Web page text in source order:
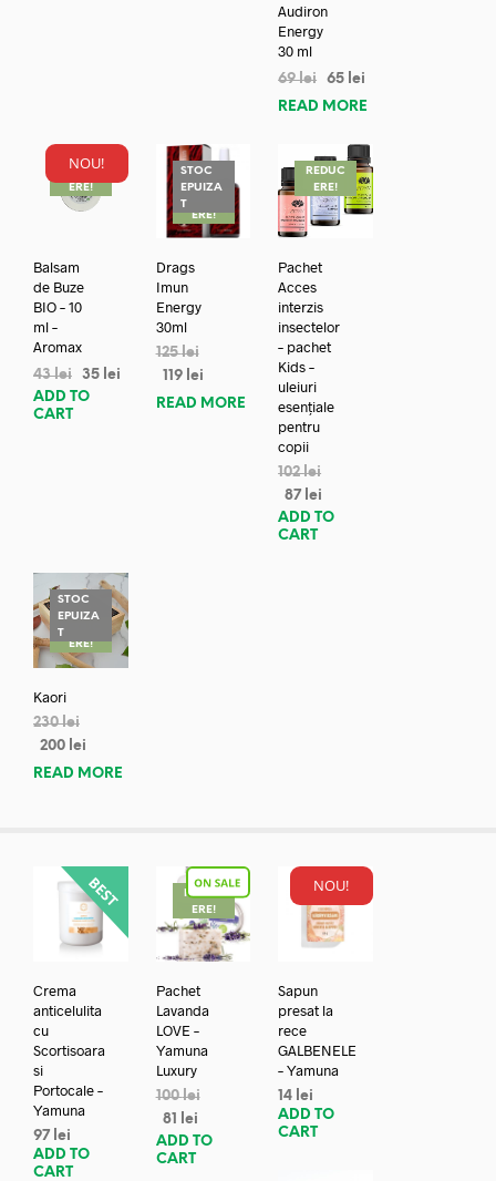
Audiron
Energy
30 ml
69lei 65 lei
READ MORE
NOU!
REDUC
ERE!
Balsam
de Buze
BIO – 10
ml –
Aromax
43lei 35 lei
ADD TO
CART
STOC
EPUIZA
TREDUC
ERE!
Drags
Imun
Energy
30ml
125lei
119 lei
READ MORE
REDUC
ERE!
Pachet
Acces
interzis
insectelor
– pachet
Kids –
uleiuri
esențiale
pentru
copii
102lei
87 lei
ADD TO
CART
STOC
EPUIZA
TREDUC
ERE!
Kaori
230lei
200 lei
READ MORE
Crema
anticelulita
cu
Scortisoara
si
Portocale –
Yamuna
97 lei
ADD TO
CART
REDUC
ERE!
Pachet
Lavanda
LOVE –
Yamuna
Luxury
100lei
81
lei
ADD TO
CART
NOU!
Sapun
presat la
rece
GALBENELE
– Yamuna
14 lei
ADD TO
CART